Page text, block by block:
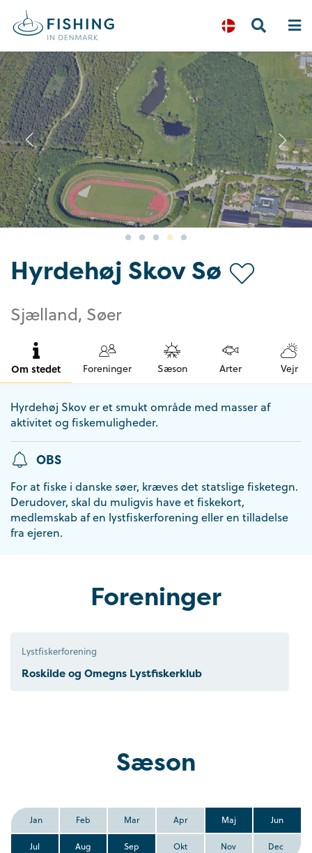
Previous
Hyrdehøj Skov Sø
Sjælland, Søer
Om stedet Foreninger Sæson Arter Vejr
Hyrdehøj Skov er et smukt område med masser af
aktivitet og fiskemuligheder.
OBS
For at fiske i danske søer, kræves det statslige fisketegn.
Derudover, skal du muligvis have et fiskekort,
medlemskab af en lystfiskerforening eller en tilladelse
fra ejeren.
Foreninger
Lystfiskerforening
Roskilde og Omegns Lystfiskerklub
Sæson
Jan Feb Mar Apr Maj Jun
Jul Aug Sep Okt Nov Dec